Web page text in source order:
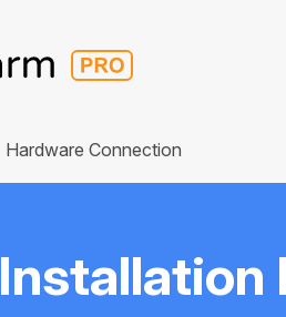
Hardware Connection
Installation